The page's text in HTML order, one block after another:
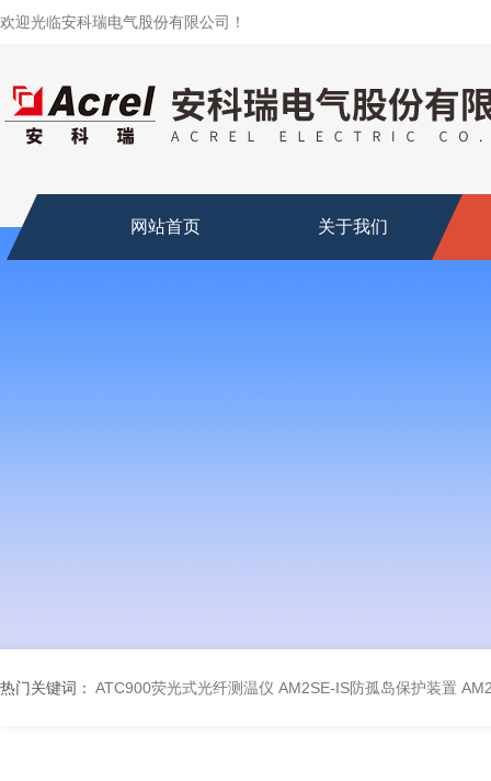
欢迎光临安科瑞电气股份有限公司！
网站首页 关于我们
热门关键词： ATC900荧光式光纤测温仪 AM2SE-IS防孤岛保护装置